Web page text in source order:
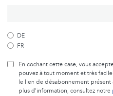
DE
FR
En cochant cette case, vous
pouvez à tout moment et très
le lien de désabonnement
plus d’information, consultez notre